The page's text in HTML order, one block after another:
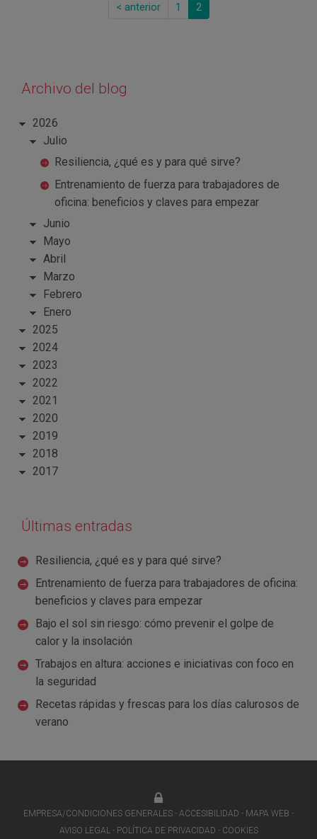
< anterior 1 2
Archivo del blog
2026
Julio
Resiliencia, ¿qué es y para qué sirve?
Entrenamiento de fuerza para trabajadores de
oficina: beneficios y claves para empezar
Junio
Mayo
Abril
Marzo
Febrero
Enero
2025
2024
2023
2022
2021
2020
2019
2018
2017
Últimas entradas
Resiliencia, ¿qué es y para qué sirve?
Entrenamiento de fuerza para trabajadores de oficina:
beneficios y claves para empezar
Bajo el sol sin riesgo: cómo prevenir el golpe de
calor y la insolación
Trabajos en altura: acciones e iniciativas con foco en
la seguridad
Recetas rápidas y frescas para los días calurosos de
verano
EMPRESA/CONDICIONES GENERALES ACCESIBILIDAD
MAPA WEB
AVISO LEGAL
POLÍTICA DE PRIVACIDAD COOKIES